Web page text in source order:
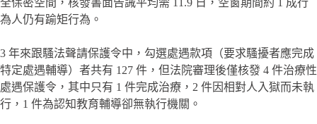
全保密空間，核發書面告誡平均需 11.9 日，空窗期間約 1 成行
為人仍有踰矩行為。
3 年來跟騷法聲請保護令中，勾選處遇款項（要求騷擾者應完成
特定處遇輔導）者共有 127 件，但法院審理後僅核發 4 件治療性
處遇保護令，其中只有 1 件完成治療，2 件因相對人入獄而未執
行，1 件為認知教育輔導卻無執行機關。